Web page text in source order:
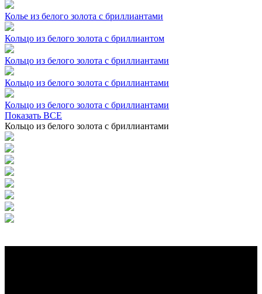
Колье из белого золота с бриллиантами
Кольцо из белого золота с бриллиантом
Кольцо из белого золота с бриллиантами
Кольцо из белого золота с бриллиантами
Кольцо из белого золота с бриллиантами
Показать ВСЕ
Кольцо из белого золота с бриллиантами